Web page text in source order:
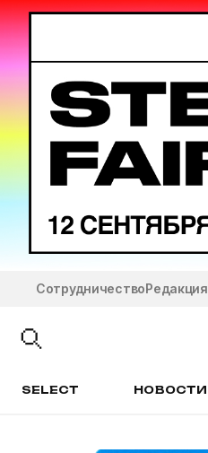
СотрудничествоРедакция
SELECT НОВОСТИ